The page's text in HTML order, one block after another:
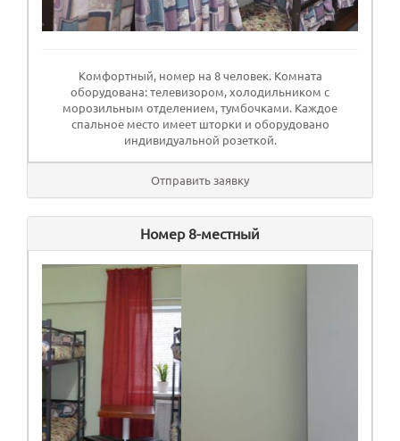
Комфортный, номер на 8 человек. Комната
оборудована: телевизором, холодильником с
морозильным отделением, тумбочками. Каждое
спальное место имеет шторки и оборудовано
индивидуальной розеткой.
Отправить заявку
Номер 8-местный